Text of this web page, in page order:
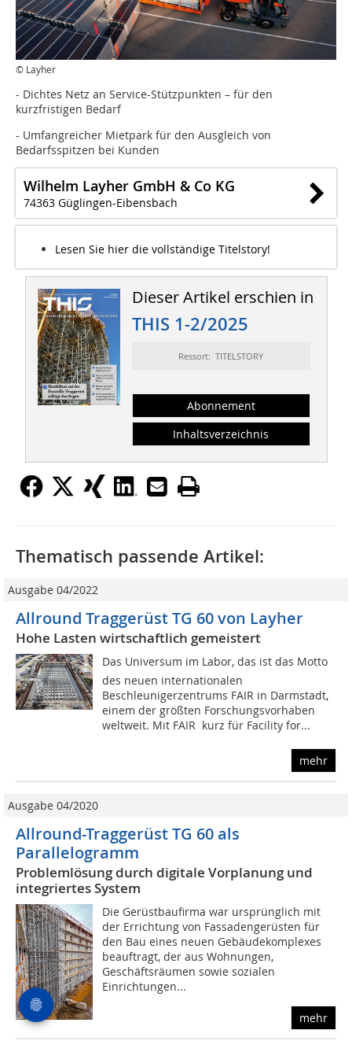
© Layher
- Dichtes Netz an Service-Stützpunkten – für den
kurzfristigen Bedarf
- Umfangreicher Mietpark für den Ausgleich von
Bedarfsspitzen bei Kunden
Wilhelm Layher GmbH & Co KG
74363 Güglingen-Eibensbach
Lesen Sie hier die vollständige Titelstory!
Dieser Artikel erschien in
THIS 1-2/2025
Ressort: TITELSTORY
Abonnement
Inhaltsverzeichnis
Thematisch passende Artikel:
Ausgabe 04/2022
Allround Traggerüst TG 60 von Layher
Hohe Lasten wirtschaftlich gemeistert
Das Universum im Labor, das ist das Motto
des neuen internationalen
Beschleunigerzentrums FAIR in Darmstadt,
einem der größten Forschungsvorhaben
weltweit. Mit FAIR  kurz für Facility for...
mehr
Ausgabe 04/2020
Allround-Traggerüst TG 60 als
Parallelogramm
Problemlösung durch digitale Vorplanung und
integriertes System
Die Gerüstbaufirma war ursprünglich mit
der Errichtung von Fassadengerüsten für
den Bau eines neuen Gebäudekomplexes
beauftragt, der aus Wohnungen,
Geschäftsräumen sowie sozialen
Einrichtungen...
mehr